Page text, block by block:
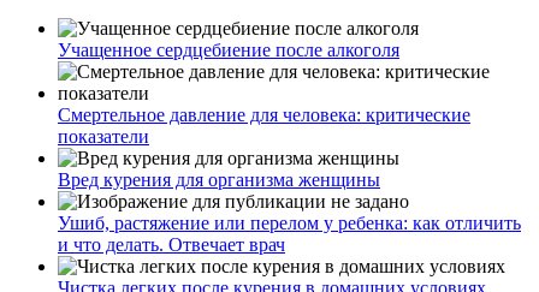
Учащенное сердцебиение после алкоголя
Смертельное давление для человека: критические
показатели
Вред курения для организма женщины
Ушиб, растяжение или перелом у ребенка: как отличить
и что делать. Отвечает врач